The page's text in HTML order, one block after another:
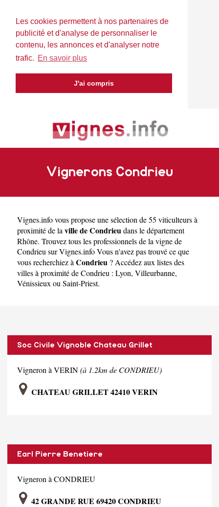
Les cookies permettent à nos partenaires de
publicité et d'analyse de personnaliser le
contenu, les annonces et d'analyser notre
trafic. En savoir plus
J'ai compris
Vignerons Condrieu
Vignes.infovous propose une sélection de 55 viticulteurs à
proximité de la ville de Condrieudans le département
Rhône. Trouvez tous les professionnels de la vigne de
Condrieu sur Vignes.info Vous n'avez pas trouvé ce que
vous recherchiez à Condrieu ? Accédez aux listes des
villes à proximité de Condrieu : Lyon, Villeurbanne,
Vénissieux ou Saint-Priest.
Soc Civile Vignoble Chateau Grillet
Vigneron à VERIN(à 1.2km de CONDRIEU)
CHATEAU GRILLET 42410 VERIN
Earl Pierre Benetiere
Vigneron à CONDRIEU
42 GRANDE RUE 69420 CONDRIEU